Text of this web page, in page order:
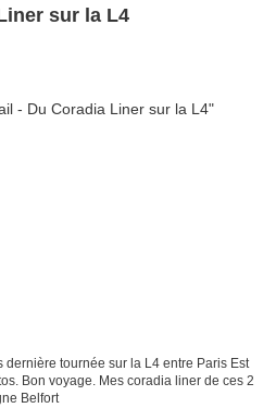
sur la L4
dernière tournée sur la L4 entre Paris Est
Bon voyage. Mes coradia liner de ces 2
Belfort